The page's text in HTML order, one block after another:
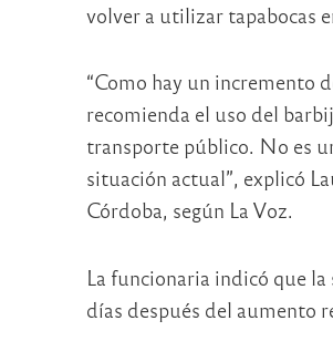
volver a utilizar tapabocas
“Como hay un incremento
recomienda el uso del
transporte público. No es
situación actual”, explicó
Córdoba, según La Voz.
La funcionaria indicó que
días después del aumento